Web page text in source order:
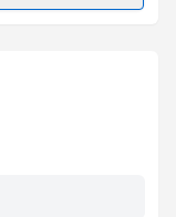
talebi
almanız için bir